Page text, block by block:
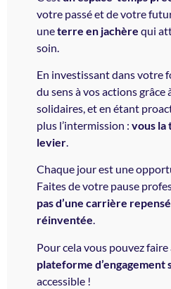
votre passé et de votre
uneterre en jachère qui
soin.
En investissant dans votre
du sens à vos actions grâce
solidaires, et en étant
plus l’intermission : vous la
levier.
Chaque jour est une
Faites de votre pause
pas d’une carrière
réinventée.
Pour cela vous pouvez faire
plateforme d’engagement
accessible !